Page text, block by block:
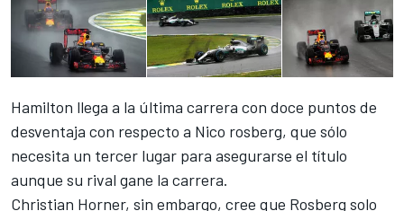
Hamilton llega a la última carrera con doce puntos de
desventaja con respecto a Nico rosberg, que sólo
necesita un tercer lugar para asegurarse el título
aunque su rival gane la carrera.
Christian Horner, sin embargo, cree que Rosberg solo